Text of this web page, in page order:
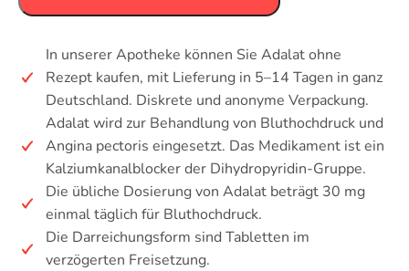
In unserer Apotheke können Sie Adalat ohne
Rezept kaufen, mit Lieferung in 5–14 Tagen in ganz
Deutschland. Diskrete und anonyme Verpackung.
Adalat wird zur Behandlung von Bluthochdruck und
Angina pectoris eingesetzt. Das Medikament ist ein
Kalziumkanalblocker der Dihydropyridin-Gruppe.
Die übliche Dosierung von Adalat beträgt 30 mg
einmal täglich für Bluthochdruck.
Die Darreichungsform sind Tabletten im
verzögerten Freisetzung.